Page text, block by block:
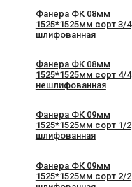
Фанера ФК 08мм
1525*1525мм сорт 3/4
шлифованная
Фанера ФК 08мм
1525*1525мм сорт 4/4
нешлифованная
Фанера ФК 09мм
1525*1525мм сорт 1/2
шлифованная
Фанера ФК 09мм
1525*1525мм сорт 2/2